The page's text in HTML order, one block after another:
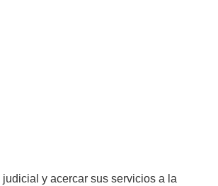
y acercar sus servicios a la